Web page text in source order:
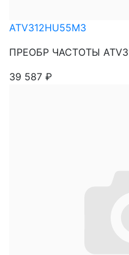
ATV312HU55M3
ПРЕОБР ЧАСТОТЫ
39 587 ₽